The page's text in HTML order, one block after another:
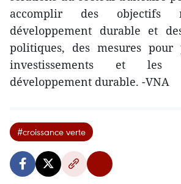
accomplir des objectifs
développement durable et
politiques, des mesures pour
investissements et les
développement durable. -VNA
#croissance verte